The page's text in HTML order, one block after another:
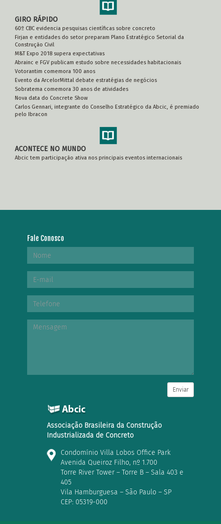
GIRO RÁPIDO
60º CBC evidencia pesquisas científicas sobre concreto
Firjan e entidades do setor preparam Plano Estratégico Setorial da
Construção Civil
M&T Expo 2018 supera expectativas
Abrainc e FGV publicam estudo sobre necessidades habitacionais
Votorantim comemora 100 anos
Evento da ArcelorMittal debate estratégias de negócios
Sobratema comemora 30 anos de atividades
Nova data do Concrete Show
Carlos Gennari, integrante do Conselho Estratégico da Abcic, é premiado
pelo Ibracon
ACONTECE NO MUNDO
Abcic tem participação ativa nos principais eventos internacionais
Fale Conosco
Enviar
Associação Brasileira da Construção
Industrializada de Concreto
Condomínio Villa Lobos Office Park
Avenida Queiroz Filho, nº 1.700
Torre River Tower – Torre B – Sala 403 e
405
Vila Hamburguesa – São Paulo – SP
CEP: 05319-000